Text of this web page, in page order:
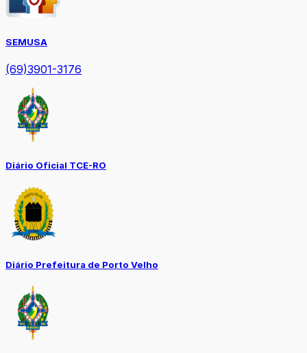
SEMUSA
(69)3901-3176
Diário Oficial TCE-RO
Diário Prefeitura de Porto Velho